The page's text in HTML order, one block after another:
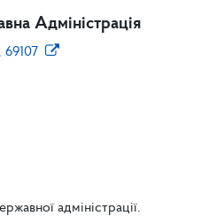
Адміністрація
адміністрації.